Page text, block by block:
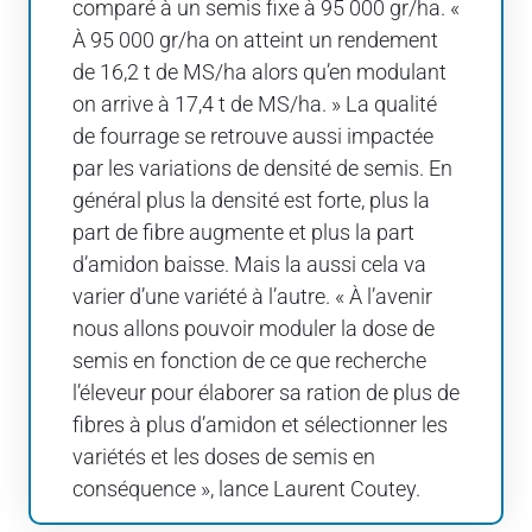
comparé à un semis fixe à 95 000 gr/ha. «
À 95 000 gr/ha on atteint un rendement
de 16,2 t de MS/ha alors qu’en modulant
on arrive à 17,4 t de MS/ha. » La qualité
de fourrage se retrouve aussi impactée
par les variations de densité de semis. En
général plus la densité est forte, plus la
part de fibre augmente et plus la part
d’amidon baisse. Mais la aussi cela va
varier d’une variété à l’autre. « À l’avenir
nous allons pouvoir moduler la dose de
semis en fonction de ce que recherche
l’éleveur pour élaborer sa ration de plus de
fibres à plus d’amidon et sélectionner les
variétés et les doses de semis en
conséquence », lance Laurent Coutey.